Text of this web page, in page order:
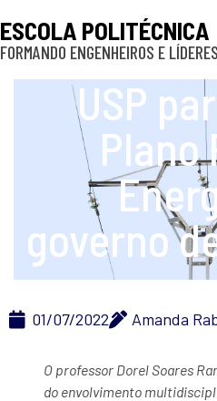
ESCOLA POLITÉCNICA
FORMANDO ENGENHEIROS E LÍDERES
USP
Plano
governo
01/07/2022 Amanda
O professor Dorel Soares
do envolvimento